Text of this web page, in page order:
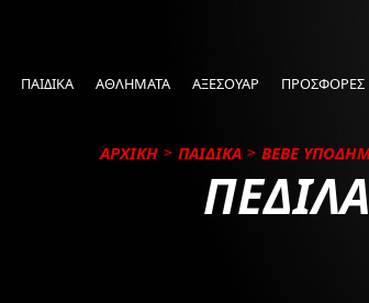
ΠΑΙΔΙΚΑ ΑΘΛΗΜΑΤΑ ΑΞΕΣΟΥΑΡ ΠΡΟΣΦΟΡΕΣ
ΑΡΧΙΚΗ ΠΑΙΔΙΚΑ BEBE
ΠΕΔΙΛΑ